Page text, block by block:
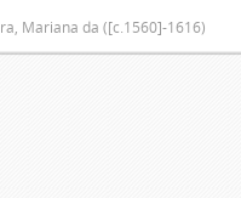
Mariana da ([c.1560]-1616)